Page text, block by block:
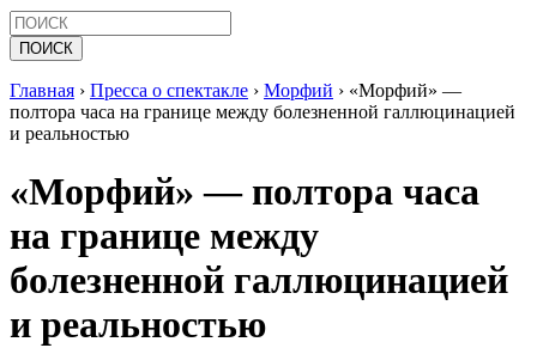
Главная › Пресса о спектакле › Морфий › «Морфий» —
полтора часа на границе между болезненной галлюцинацией
и реальностью
«Морфий» — полтора часа
на границе между
болезненной галлюцинацией
и реальностью